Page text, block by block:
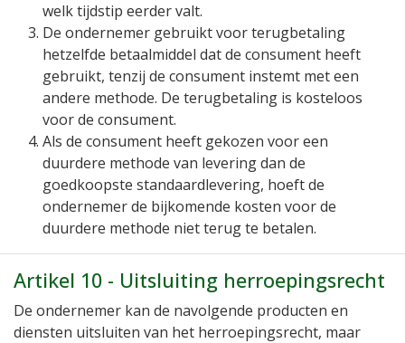
welk tijdstip eerder valt.
De ondernemer gebruikt voor terugbetaling
hetzelfde betaalmiddel dat de consument heeft
gebruikt, tenzij de consument instemt met een
andere methode. De terugbetaling is kosteloos
voor de consument.
Als de consument heeft gekozen voor een
duurdere methode van levering dan de
goedkoopste standaardlevering, hoeft de
ondernemer de bijkomende kosten voor de
duurdere methode niet terug te betalen.
Artikel 10 - Uitsluiting herroepingsrecht
De ondernemer kan de navolgende producten en
diensten uitsluiten van het herroepingsrecht, maar